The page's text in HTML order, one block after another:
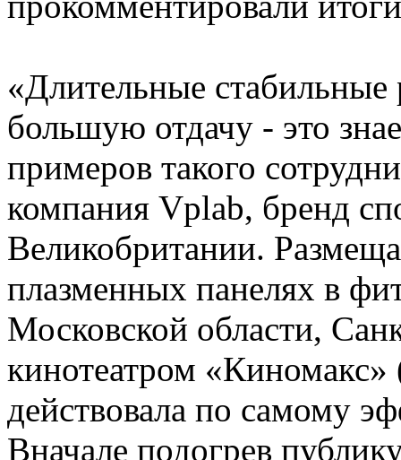
«Длительные
большую отдачу - это
примеров такого
компания Vplab, бренд
Великобритании.
плазменных панелях в
Московской области,
кинотеатром «Киномакс»
действовала по самому
Вначале подогрев